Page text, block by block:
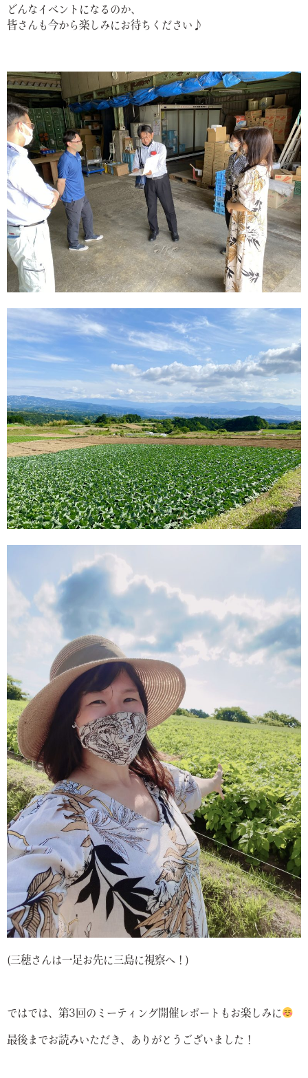
どんなイベントになるのか、
皆さんも今から楽しみにお待ちください♪
(三穂さんは一足お先に三島に視察へ！)
ではでは、第3回のミーティング開催レポートもお楽しみに
最後までお読みいただき、ありがとうございました！